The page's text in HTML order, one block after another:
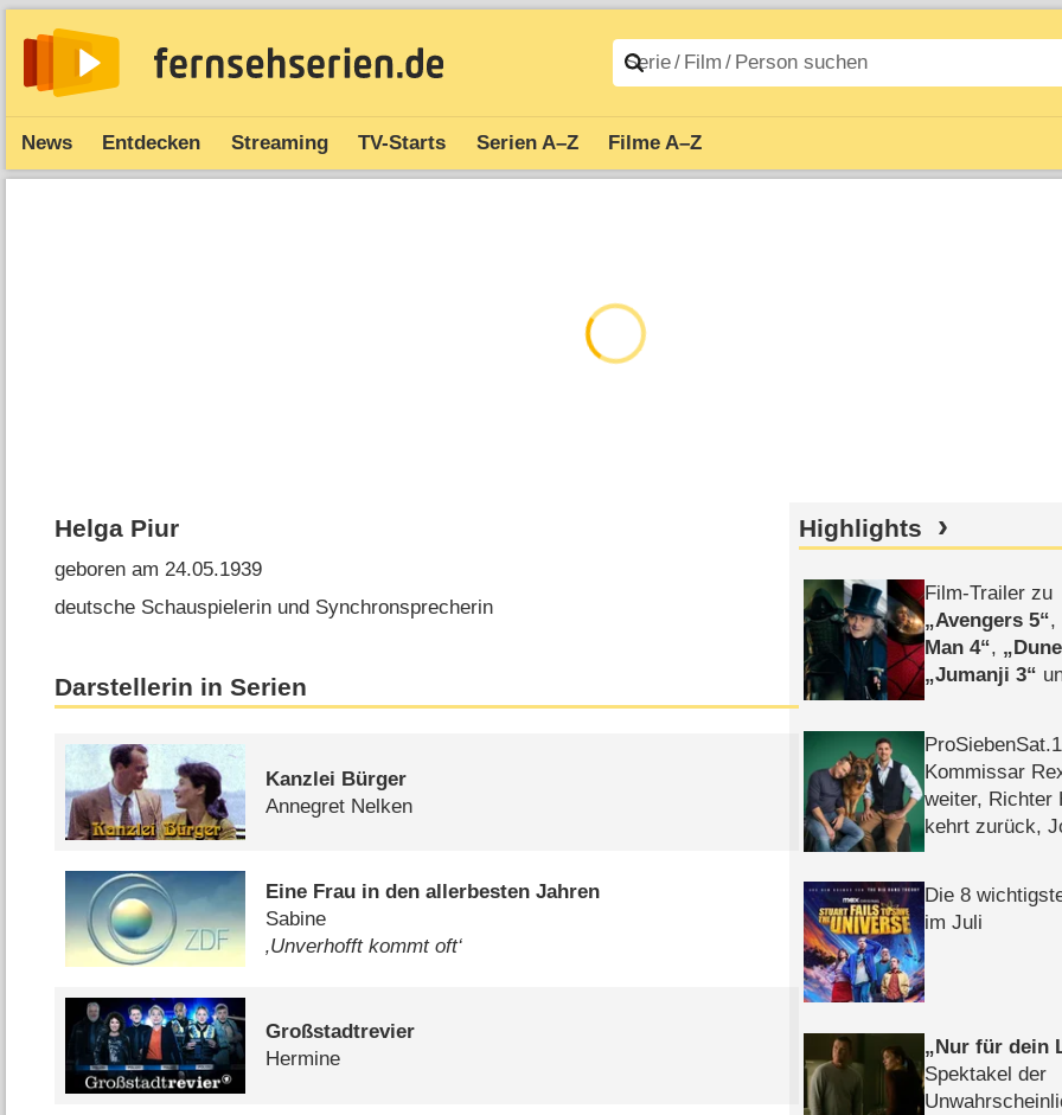
News Entdecken Streaming TV-Starts Serien A–Z Filme A–Z
Helga Piur
geboren am 24.05.1939
deutsche Schauspielerin und Synchronsprecherin
Darstellerin in Serien
Kanzlei Bürger
Annegret Nelken
Eine Frau in den allerbesten Jahren
Sabine
‚Unverhofft kommt oft‘
Großstadtrevier
Hermine
Highlights
Film-Trailer zu
Avengers 5 ,
Man 4 ,
Jumanji 3
Kommissar
weiter, Richter
kehrt zurück,
Die 8
im Juli
Nur für dein
Spektakel der